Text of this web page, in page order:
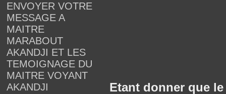
ENVOYER VOTRE
MESSAGE A
MAITRE
MARABOUT
AKANDJI ET LES
TEMOIGNAGE DU
MAITRE VOYANT
AKANDJI
Etant donner que